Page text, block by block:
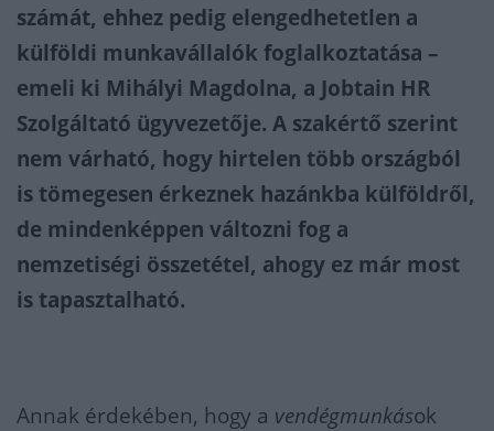
számát, ehhez pedig elengedhetetlen a
külföldi munkavállalók foglalkoztatása –
emeli ki Mihályi Magdolna, a Jobtain HR
Szolgáltató ügyvezetője. A szakértő szerint
nem várható, hogy hirtelen több országból
is tömegesen érkeznek hazánkba külföldről,
de mindenképpen változni fog a
nemzetiségi összetétel, ahogy ez már most
is tapasztalható.
Annak érdekében, hogy a vendégmunkások